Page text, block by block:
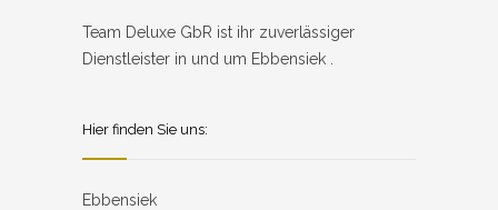
Team Deluxe GbR ist ihr zuverlässiger
Dienstleister in und um Ebbensiek .
Hier finden Sie uns:
Ebbensiek